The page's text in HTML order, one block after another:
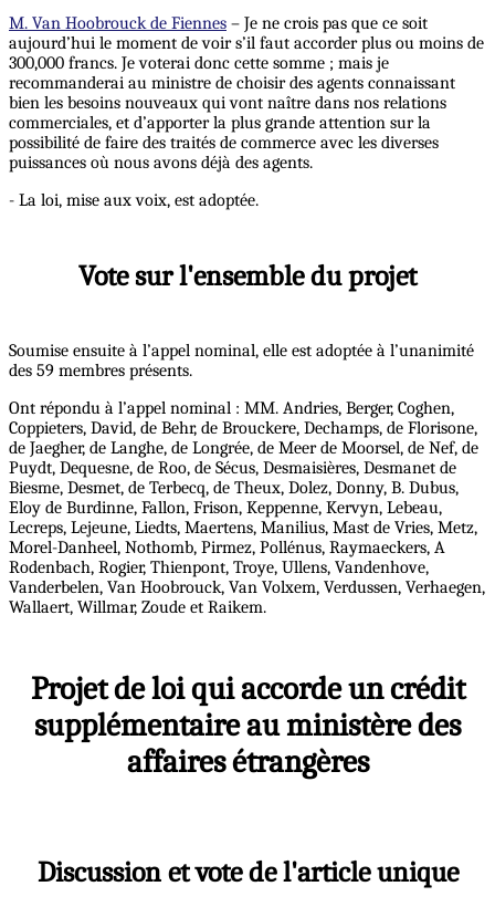
M. Van Hoobrouck de Fiennes – Je ne crois pas que ce soit
aujourd’hui le moment de voir s’il faut accorder plus ou moins de
300,000 francs. Je voterai donc cette somme ; mais je
recommanderai au ministre de choisir des agents connaissant
bien les besoins nouveaux qui vont naître dans nos relations
commerciales, et d’apporter la plus grande attention sur la
possibilité de faire des traités de commerce avec les diverses
puissances où nous avons déjà des agents.
- La loi, mise aux voix, est adoptée.
Vote sur l'ensemble du projet
Soumise ensuite à l’appel nominal, elle est adoptée à l’unanimité
des 59 membres présents.
Ont répondu à l’appel nominal : MM. Andries, Berger, Coghen,
Coppieters, David, de Behr, de Brouckere, Dechamps, de Florisone,
de Jaegher, de Langhe, de Longrée, de Meer de Moorsel, de Nef, de
Puydt, Dequesne, de Roo, de Sécus, Desmaisières, Desmanet de
Biesme, Desmet, de Terbecq, de Theux, Dolez, Donny, B. Dubus,
Eloy de Burdinne, Fallon, Frison, Keppenne, Kervyn, Lebeau,
Lecreps, Lejeune, Liedts, Maertens, Manilius, Mast de Vries, Metz,
Morel-Danheel, Nothomb, Pirmez, Pollénus, Raymaeckers, A
Rodenbach, Rogier, Thienpont, Troye, Ullens, Vandenhove,
Vanderbelen, Van Hoobrouck, Van Volxem, Verdussen, Verhaegen,
Wallaert, Willmar, Zoude et Raikem.
Projet de loi qui accorde un crédit
supplémentaire au ministère des
affaires étrangères
Discussion et vote de l'article unique